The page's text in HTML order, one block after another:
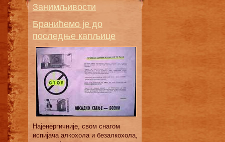
Занимљивости
Бранићемо је до
последње капљице
Најенергичније, свом снагом
испијача алкохола и безалкохола,